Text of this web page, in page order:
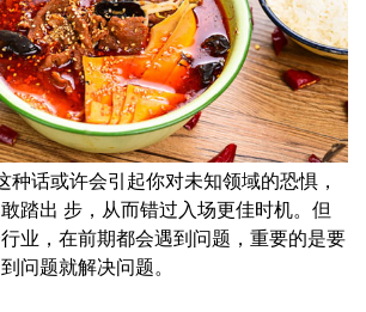
种话或许会引起你对未知领域的恐惧，
踏出 步，从而错过入场更佳时机。但
业，在前期都会遇到问题，重要的是要
问题就解决问题。